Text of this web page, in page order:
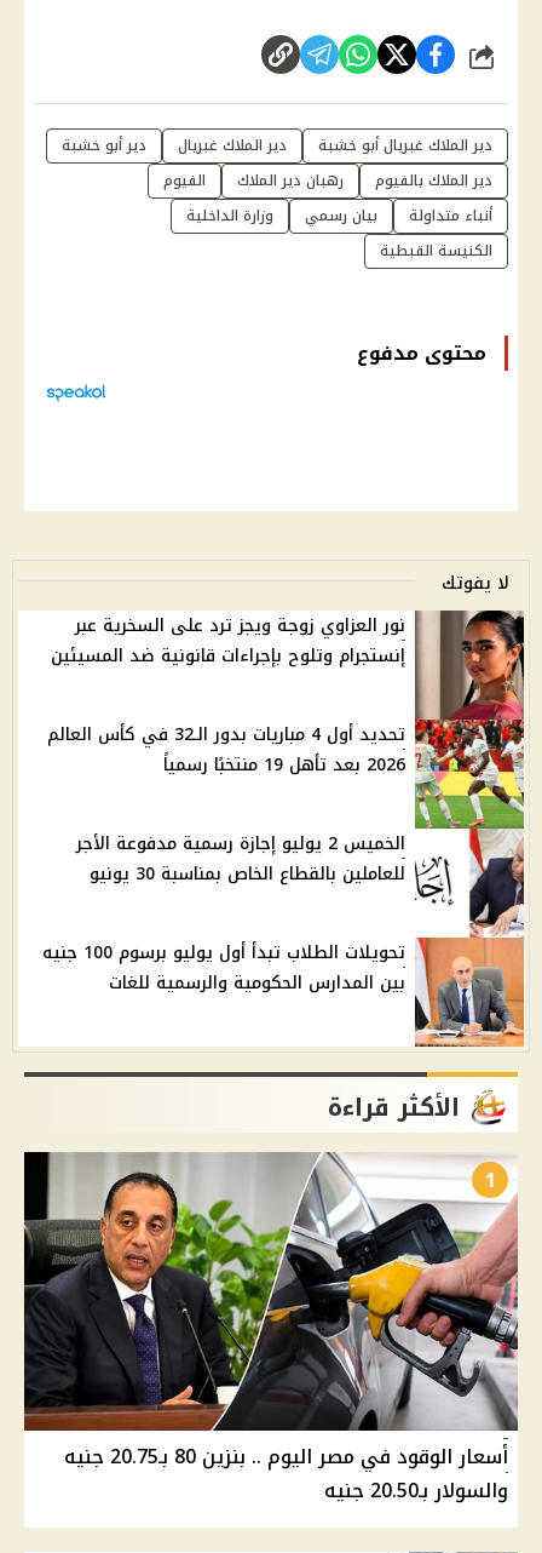
شارك
دير الملاك غبريال أبو خشبة دير الملاك غبريال
دير أبو خشبة
دير الملاك بالفيوم
رهبان دير الملاك
الفيوم
أنباء متداولة
بيان رسمي
وزارة الداخلية
الكنيسة القبطية
محتوى مدفوع
لا يفوتك
نور العزاوي زوجة ويجز ترد على السخرية عبر
إنستجرام وتلوح بإجراءات قانونية ضد المسيئين
تحديد أول 4 مباريات بدور الـ32 في كأس العالم
2026 بعد تأهل 19 منتخبًا رسمياً
الخميس 2 يوليو إجازة رسمية مدفوعة الأجر
للعاملين بالقطاع الخاص بمناسبة 30 يونيو
تحويلات الطلاب تبدأ أول يوليو برسوم 100 جنيه
بين المدارس الحكومية والرسمية للغات
الأكثر قراءة
1
أسعار الوقود في مصر اليوم .. بنزين 80 بـ20.75 جنيه
والسولار بـ20.50 جنيه